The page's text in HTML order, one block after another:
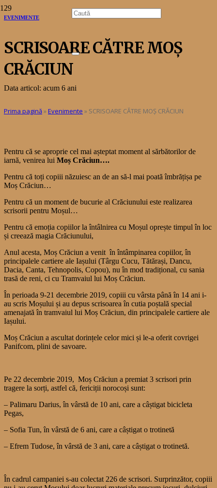
EVENIMENTE
SCRISOARE CĂTRE MOȘ
CRĂCIUN
Data articol: acum 6 ani
Prima pagină»Evenimente » SCRISOARE CĂTRE MOȘ CRĂCIUN
Pentru că se aproprie cel mai așteptat moment al sărbătorilor de
iarnă, venirea lui Moș Crăciun….
Pentru că toți copiii năzuiesc an de an să-l mai poată îmbrățișa pe
Moș Crăciun…
Pentru că un moment de bucurie al Crăciunului este realizarea
scrisorii pentru Moșul…
Pentru că emoția copiilor la întâlnirea cu Moșul oprește timpul în loc
și creează magia Crăciunului,
Anul acesta, Moș Crăciun a venit în întâmpinarea copiilor, în
principalele cartiere ale Iașului (Târgu Cucu, Tătărași, Dancu,
Dacia, Canta, Tehnopolis, Copou), nu în mod tradițional, cu sania
trasă de reni, ci cu Tramvaiul lui Moș Crăciun.
În perioada 9-21 decembrie 2019, copiii cu vârsta până în 14 ani i-
au scris Moșului și au depus scrisoarea în cutia poștală special
amenajată în tramvaiul lui Moș Crăciun, din principalele cartiere ale
Iașului.
Moș Crăciun a ascultat dorințele celor mici și le-a oferit covrigei
Panifcom, plini de savoare.
Pe 22 decembrie 2019, Moș Crăciun a premiat 3 scrisori prin
tragere la sorți, astfel că, fericiții norocoși sunt:
– Palimaru Darius, în vârstă de 10 ani, care a câștigat bicicleta
Pegas,
– Sofia Tun, în vârstă de 6 ani, care a câștigat o trotinetă
– Efrem Tudose, în vârstă de 3 ani, care a câștigat o trotinetă.
În cadrul campaniei s-au colectat 226 de scrisori. Surprinzător, copiii